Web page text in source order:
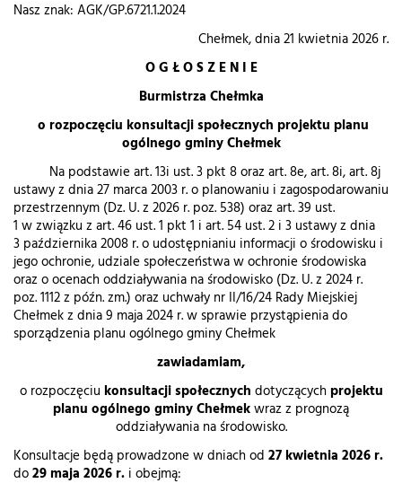
Nasz znak: AGK/GP.6721.1.2024
Chełmek, dnia 21 kwietnia 2026 r.
O G Ł O S Z E N I E
Burmistrza Chełmka
o rozpoczęciu konsultacji społecznych projektu planu
ogólnego gminy Chełmek
Na podstawie art. 13i ust. 3 pkt 8 oraz art. 8e, art. 8i, art. 8j
ustawy z dnia 27 marca 2003 r. o planowaniu i zagospodarowaniu
przestrzennym (Dz. U. z 2026 r. poz. 538) oraz art. 39 ust.
1 w związku z art. 46 ust. 1 pkt 1 i art. 54 ust. 2 i 3 ustawy z dnia
3 października 2008 r. o udostępnianiu informacji o środowisku i
jego ochronie, udziale społeczeństwa w ochronie środowiska
oraz o ocenach oddziaływania na środowisko (Dz. U. z 2024 r.
poz. 1112 z późn. zm.) oraz uchwały nr II/16/24 Rady Miejskiej
Chełmek z dnia 9 maja 2024 r. w sprawie przystąpienia do
sporządzenia planu ogólnego gminy Chełmek
zawiadamiam,
o rozpoczęciu konsultacji społecznych dotyczącychprojektu
planu ogólnego gminy Chełmekwraz z prognozą
oddziaływania na środowisko.
Konsultacje będą prowadzone w dniach od 27 kwietnia 2026 r.
do29 maja 2026 r. i obejmą: